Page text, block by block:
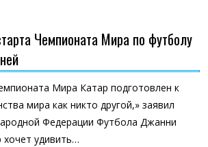
Чемпионата Мира по футболу
Мира Катар подготовлен к
мира как никто другой,» заявил
Федерации Футбола Джанни
удивить…